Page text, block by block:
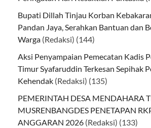
Bupati Dillah Tinjau Korban
Pandan Jaya, Serahkan Bantuan dan
Warga (Redaksi) (144)
Aksi Penyampaian Pemecatan Kadis
Timur Syafaruddin Terkesan Sepihak
Kehendak (Redaksi) (135)
PEMERINTAH DESA MENDAHARA
MUSRENBANGDES PENETAPAN
ANGGARAN 2026 (Redaksi) (133)